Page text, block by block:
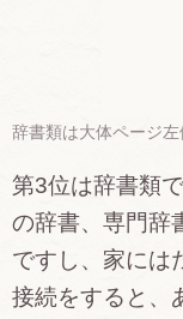
辞書類は大体ページ
第3位は辞書類
の辞書、専門辞
ですし、家には
接続をすると、